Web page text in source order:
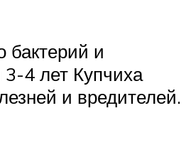
бактерий и
3-4 лет Купчиха
и вредителей.